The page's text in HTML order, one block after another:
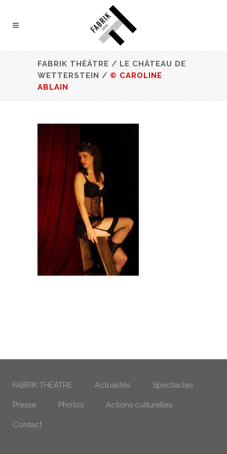
FABRIK THÉÂTRE / LE CHÂTEAU DE
WETTERSTEIN / © CAROLINE
ABLAIN
FABRIK THÉÂTRE Actualités Spectacles
Presse Photos Actions culturelles
Contact